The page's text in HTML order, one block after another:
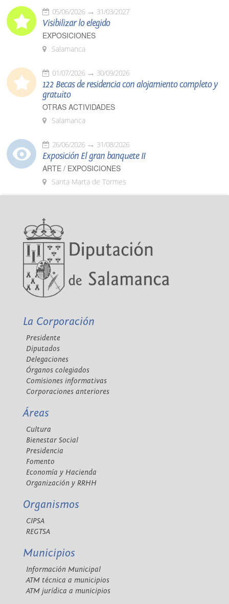
05/06/2026 31/03/2027
Visibilizar lo elegido
EXPOSICIONES
Salamanca
01/07/2026 30/09/2026
122 Becas de residencia con alojamiento completo y
gratuito
OTRAS ACTIVIDADES
Salamanca
26/06/2026 31/08/2026
Exposición El gran banquete II
ARTE / EXPOSICIONES
Santa Marta de Tormes
La Corporación
Presidente
Diputados
Delegaciones
Órganos colegiados
Comisiones informativas
Corporaciones anteriores
Áreas
Cultura
Bienestar Social
Presidencia
Fomento
Economía y Hacienda
Organización y RRHH
Organismos
CIPSA
REGTSA
Municipios
Información Municipal
ATM técnica a municipios
ATM jurídica a municipios